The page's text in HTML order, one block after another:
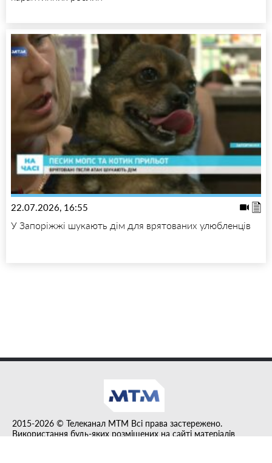
22.07.2026, 16:55
У Запоріжжі шукають дім для врятованих улюбленців
2015-2026 © Телеканал MTM Всі права застережено.
Використання будь-яких розміщених на сайті матеріалів